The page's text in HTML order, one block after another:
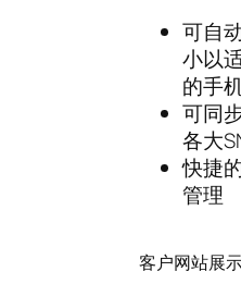
可自
小以
的手
可同
各大
快捷
管理
客户网站展